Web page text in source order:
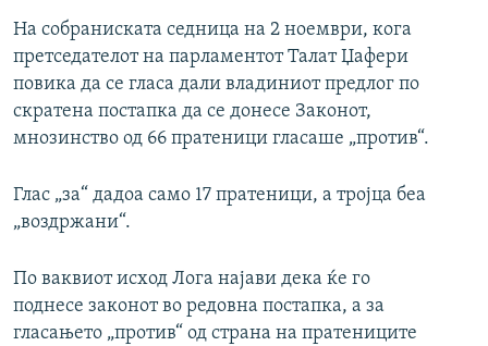
На собраниската седница на 2 ноември, кога
претседателот на парламентот Талат Џафери
повика да се гласа дали владиниот предлог по
скратена постапка да се донесе Законот,
мнозинство од 66 пратеници гласаше „против“.
Глас „за“ дадоа само 17 пратеници, а тројца беа
„воздржани“.
По ваквиот исход Лога најави дека ќе го
поднесе законот во редовна постапка, а за
гласањето „против“ од страна на пратениците